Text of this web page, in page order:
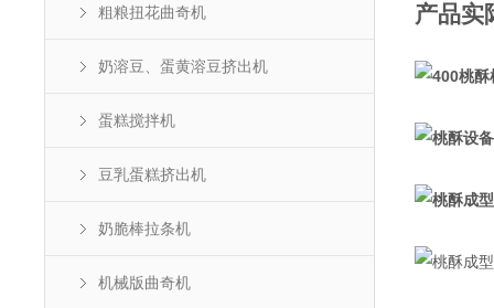
粗粮扭花曲奇机
奶溶豆、蛋黄溶豆挤出机
蛋糕搅拌机
豆乳蛋糕挤出机
奶脆棒拉条机
机械版曲奇机
产品实